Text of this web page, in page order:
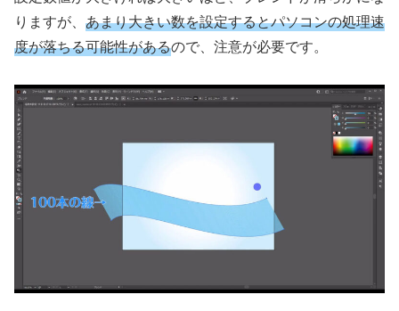
りますが、 あまり大きい数を設定するとパソコンの処理速
度が落ちる可能性があるので、注意が必要です。